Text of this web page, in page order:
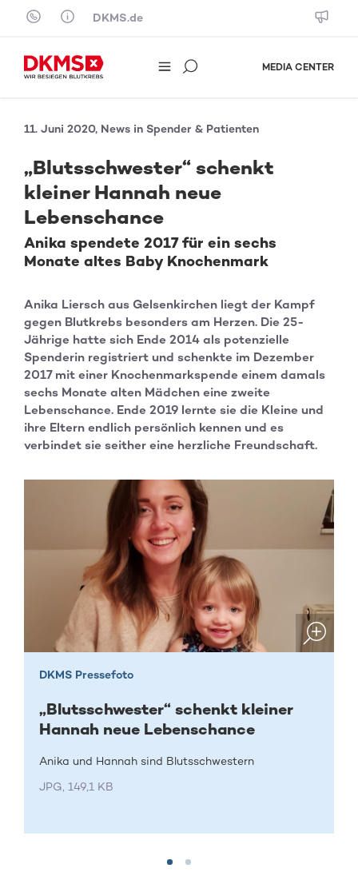
Skip to content
DKMS.de
MEDIA CENTER
11. Juni 2020, News in Spender & Patienten
„Blutsschwester“ schenkt
kleiner Hannah neue
Lebenschance
Anika spendete 2017 für ein sechs
Monate altes Baby Knochenmark
Anika Liersch aus Gelsenkirchen liegt der Kampf
gegen Blutkrebs besonders am Herzen. Die 25-
Jährige hatte sich Ende 2014 als potenzielle
Spenderin registriert und schenkte im Dezember
2017 mit einer Knochenmarkspende einem damals
sechs Monate alten Mädchen eine zweite
Lebenschance. Ende 2019 lernte sie die Kleine und
ihre Eltern endlich persönlich kennen und es
verbindet sie seither eine herzliche Freundschaft.
DKMS Pressefoto
„Blutsschwester“ schenkt kleiner
Hannah neue Lebenschance
Anika und Hannah sind Blutsschwestern
JPG, 149,1 KB